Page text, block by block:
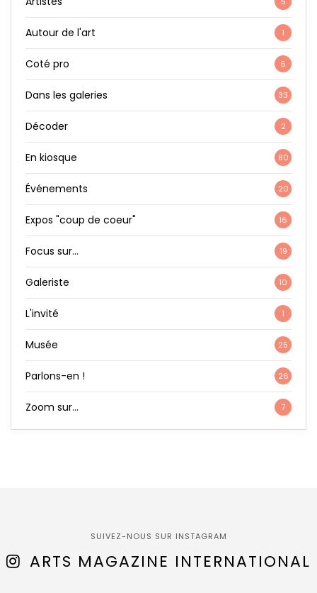
Autour de l'art 1
Coté pro 6
Dans les galeries 33
Décoder 2
En kiosque 80
Événements 20
Expos "coup de coeur" 16
Focus sur… 19
Galeriste 10
L'invité 1
Musée 25
Parlons-en ! 26
Zoom sur… 7
SUIVEZ-NOUS SUR INSTAGRAM
ARTS MAGAZINE INTERNATIONAL